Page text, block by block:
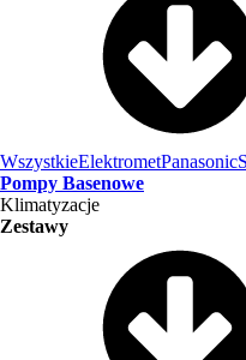
WszystkieElektrometPanasonic
Pompy Basenowe
Klimatyzacje
Zestawy